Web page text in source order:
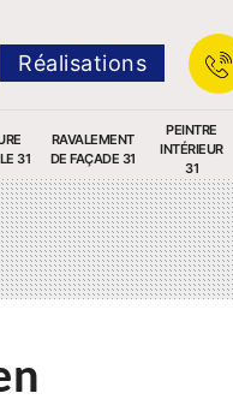
Réalisations
31
RAVALEMENT
DE FAÇADE 31
PEINTRE
INTÉRIEUR
31